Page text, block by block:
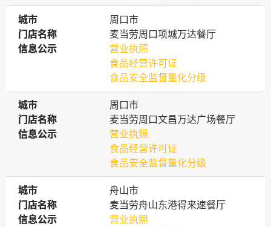
城市
城市
周口市
门店名称
门店名称
麦当劳周口项城万达餐厅
信息公示
信息公示
营业执照
食品经营许可证
食品安全监督量化分级
城市
城市
周口市
门店名称
门店名称
麦当劳周口文昌万达广场餐厅
信息公示
信息公示
营业执照
食品经营许可证
食品安全监督量化分级
城市
城市
舟山市
门店名称
门店名称
麦当劳舟山东港得来速餐厅
信息公示
信息公示
营业执照